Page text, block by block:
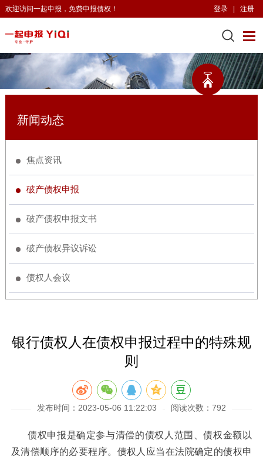
欢迎访问一起申报，免费申报债权！ 登录 注册
新闻动态
焦点资讯
破产债权申报
破产债权申报文书
破产债权异议诉讼
债权人会议
银行债权人在债权申报过程中的特殊规
则
发布时间：2023-05-06 11:22:03 阅读次数：792
债权申报是确定参与清偿的债权人范围、债权金额以
及清偿顺序的必要程序。债权人应当在法院确定的债权申